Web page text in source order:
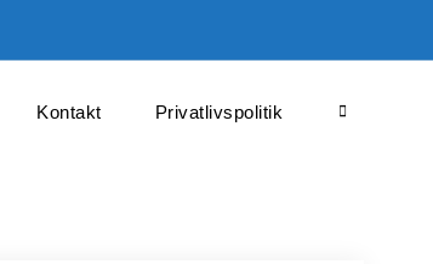
Kontakt Privatlivspolitik Search